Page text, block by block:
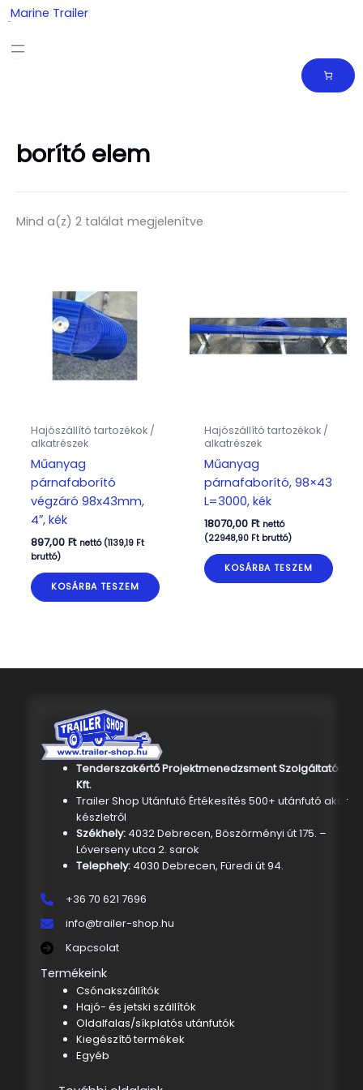
Skip
to
content
Marine Trailer
borító elem
Mind a(z) 2 találat megjelenítve
Hajószállító tartozékok /
alkatrészek
Műanyag
párnafaborító
végzáró 98x43mm,
4″, kék
897,00 Ft nettó (1139,19 Ft
bruttó)
KOSÁRBA TESZEM
Hajószállító tartozékok /
alkatrészek
Műanyag
párnafaborító, 98×43
L=3000, kék
18070,00 Ft nettó
(22948,90 Ftbruttó)
KOSÁRBA TESZEM
Tenderszakértő Projektmenedzsment Szolgáltató
Kft.
Trailer Shop Utánfutó Értékesítés 500+ utánfutó akár
készletről
Székhely: 4032 Debrecen, Böszörményi út 175. –
Lóverseny utca 2. sarok
Telephely:4030 Debrecen, Füredi út 94.
+36 70 621 7696
info@trailer-shop.hu
Kapcsolat
Termékeink
Csónakszállítók
Hajó- és jetski szállítók
Oldalfalas/síkplatós utánfutók
Kiegészítő termékek
Egyéb